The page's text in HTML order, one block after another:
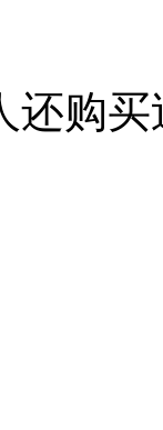
还购买